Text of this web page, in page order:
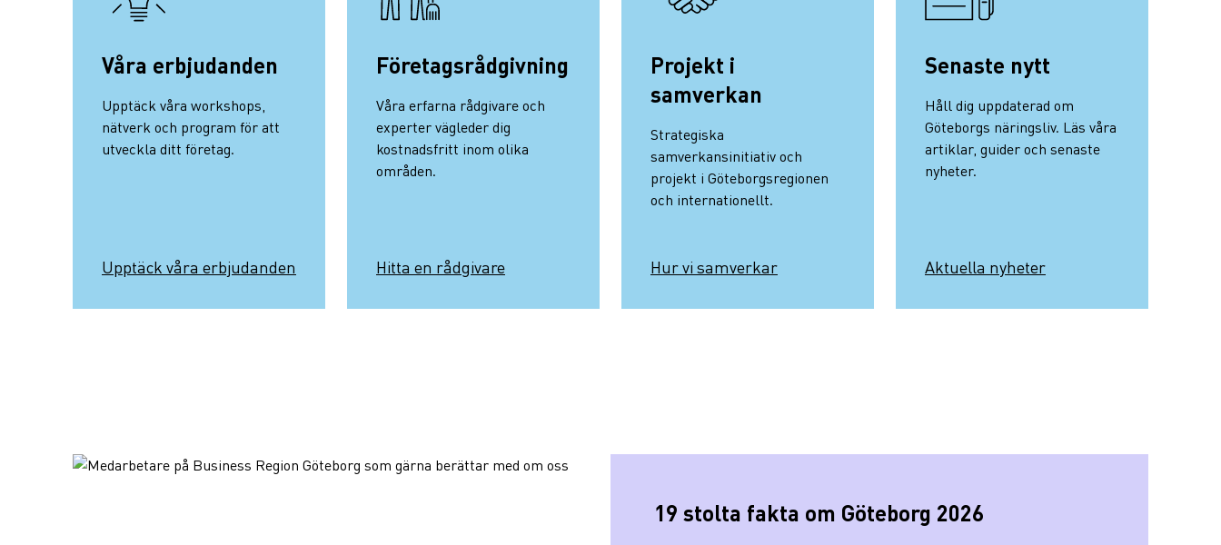
Våra erbjudanden
Upptäck våra workshops,
nätverk och program för att
utveckla ditt företag.
Upptäck våra erbjudanden
Företagsrådgivning
Våra erfarna rådgivare och
experter vägleder dig
kostnadsfritt inom olika
områden.
Hitta en rådgivare
Projekt i
samverkan
Strategiska
samverkansinitiativ och
projekt i Göteborgsregionen
och internationellt.
Hur vi samverkar
Senaste nytt
Håll dig uppdaterad om
Göteborgs näringsliv. Läs våra
artiklar, guider och senaste
nyheter.
Aktuella nyheter
19 stolta fakta om Göteborg 2026